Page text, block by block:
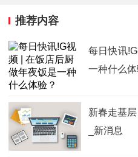
推荐内容
每日快讯
一种什么体
新春走基
_新消息